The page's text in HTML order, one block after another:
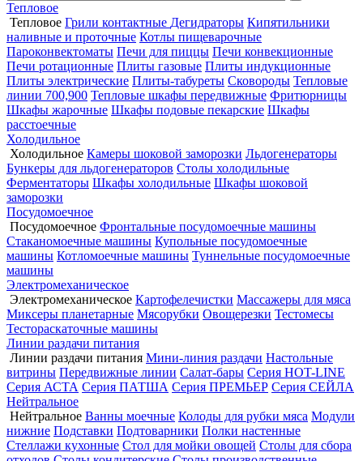
Тепловое
Тепловое Грили контактные Дегидраторы Кипятильники
наливные и проточные Котлы пищеварочные
Пароконвектоматы Печи для пиццы Печи конвекционные
Печи ротационные Плиты газовые Плиты индукционные
Плиты электрические Плиты-табуреты Сковороды Тепловые
линии 700,900 Тепловые шкафы передвижные Фритюрницы
Шкафы жарочные Шкафы подовые пекарские Шкафы
расстоечные
Холодильное
Холодильное Камеры шоковой заморозки Льдогенераторы
Бункеры для льдогенераторов Столы холодильные
Ферментаторы Шкафы холодильные Шкафы шоковой
заморозки
Посудомоечное
Посудомоечное Фронтальные посудомоечные машины
Стаканомоечные машины Купольные посудомоечные
машины Котломоечные машины Туннельные посудомоечные
машины
Электромеханическое
Электромеханическое Картофелечистки Массажеры для мяса
Миксеры планетарные Мясорубки Овощерезки Тестомесы
Тестораскаточные машины
Линии раздачи питания
Линии раздачи питания Мини-линия раздачи Настольные
витрины Передвижные линии Салат-бары Серия HOT-LINE
Серия АСТА Серия ПАТША Серия ПРЕМЬЕР Серия СЕЙЛА
Нейтральное
Нейтральное Ванны моечные Колоды для рубки мяса Модули
нижние Подставки Подтоварники Полки настенные
Стеллажи кухонные Стол для мойки овощей Столы для сбора